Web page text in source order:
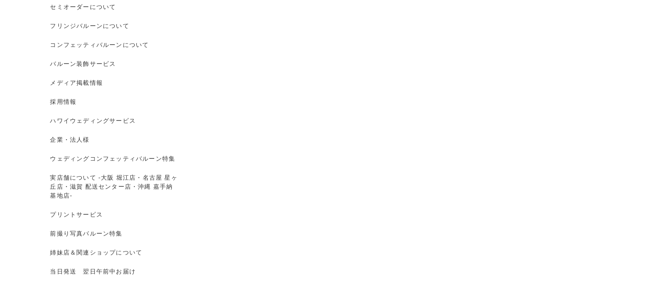
セミオーダーについて
フリンジバルーンについて
コンフェッティバルーンについて
バルーン装飾サービス
メディア掲載情報
採用情報
ハワイウェディングサービス
企業・法人様
ウェディングコンフェッティバルーン特集
実店舗について -大阪 堀江店・名古屋 星ヶ
丘店・滋賀 配送センター店・沖縄 嘉手納
基地店-
プリントサービス
前撮り写真バルーン特集
姉妹店＆関連ショップについて
当日発送 翌日午前中お届け